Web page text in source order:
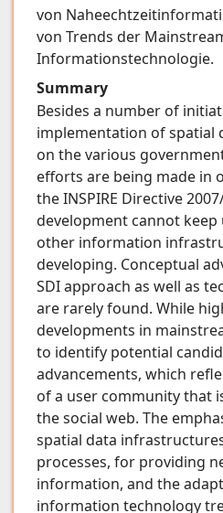
von
von Trends der
Informationstechnologie.
Summary
Besides a number of
implementation of spatial
on the various
efforts are being made in
the INSPIRE Directive
development cannot
other information
developing. Conceptual
SDI approach as well as
are rarely found. While
developments in
to identify potential
advancements, which
of a user community that
the social web. The
spatial data
processes, for providing
information, and the
information technology